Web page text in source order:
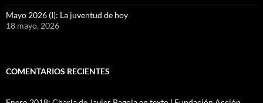
Mayo 2026 (I): La juventud de hoy
18 mayo, 2026
COMENTARIOS RECIENTES